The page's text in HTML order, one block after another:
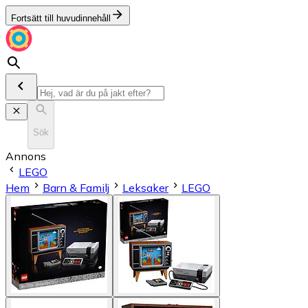
Fortsätt till huvudinnehåll
Sök
Annons
LEGO
Hem
Barn & Familj Leksaker LEGO